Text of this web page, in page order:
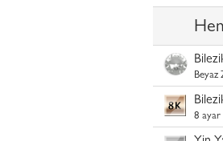
Beyaz
8 ayar